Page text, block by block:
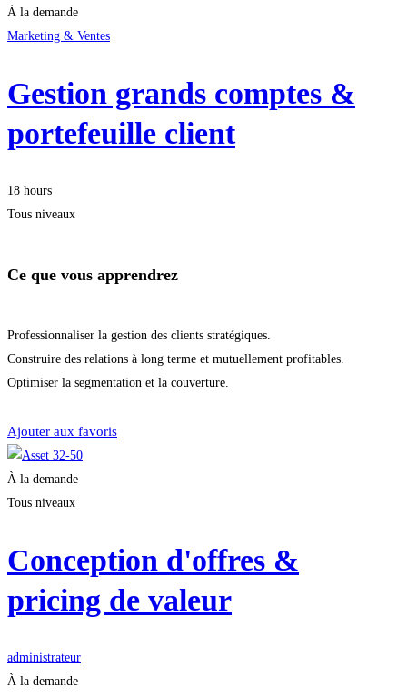
À la demande
Marketing & Ventes
Gestion grands comptes &
portefeuille client
18 hours
Tous niveaux
Ce que vous apprendrez
Professionnaliser la gestion des clients stratégiques.
Construire des relations à long terme et mutuellement profitables.
Optimiser la segmentation et la couverture.
Ajouter aux favoris
À la demande
Tous niveaux
Conception d'offres &
pricing de valeur
administrateur
À la demande